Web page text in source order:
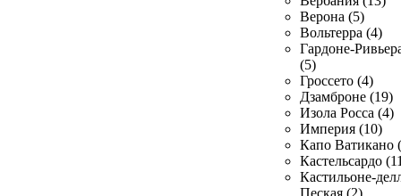
Верона (5)
Вольтерра (4)
Гардоне-
(5)
Гроссето (4)
Дзамброне (19)
Изола Росса (4)
Империя (10)
Капо Ватикано
Кастельсардо
Кастильоне-
Пеская (2)